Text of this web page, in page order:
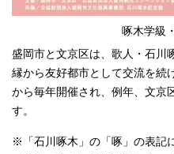
啄木学級
盛岡市と文京区は、歌人・石川
縁から友好都市として交流を続
から毎年開催され、例年、文京
す。
※「石川啄木」の「啄」の表記